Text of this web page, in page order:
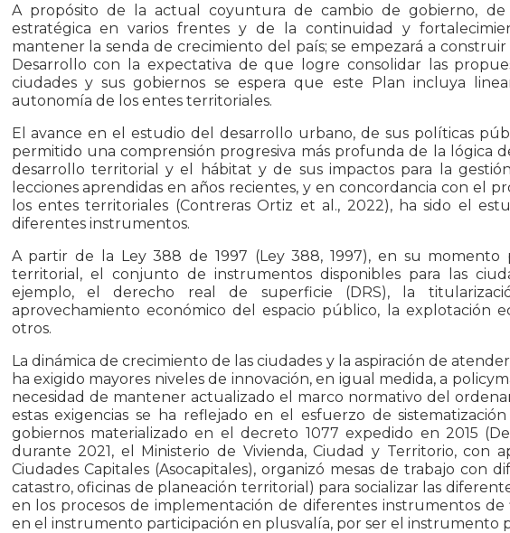
A propósito de la actual coyuntura de cambio de gobierno, de
estratégica en varios frentes y de la continuidad y
mantener la senda de crecimiento del país; se empezará a
Desarrollo con la expectativa de que logre consolidar las
ciudades y sus gobiernos se espera que este Plan incluya
autonomía de los entes territoriales.
El avance en el estudio del desarrollo urbano, de sus políticas
permitido una comprensión progresiva más profunda de la lógica
desarrollo territorial y el hábitat y de sus impactos para la
lecciones aprendidas en años recientes, y en concordancia con el
los entes territoriales (Contreras Ortiz et al., 2022), ha sido el
diferentes instrumentos.
A partir de la Ley 388 de 1997 (Ley 388, 1997), en su
territorial, el conjunto de instrumentos disponibles para las
ejemplo, el derecho real de superficie (DRS), la
aprovechamiento económico del espacio público, la explotación
otros.
La dinámica de crecimiento de las ciudades y la aspiración de
ha exigido mayores niveles de innovación, en igual medida, a
necesidad de mantener actualizado el marco normativo del
estas exigencias se ha reflejado en el esfuerzo de
gobiernos materializado en el decreto 1077 expedido en 2015
durante 2021, el Ministerio de Vivienda, Ciudad y Territorio, con
Ciudades Capitales (Asocapitales), organizó mesas de trabajo con
catastro, oficinas de planeación territorial) para socializar las
en los procesos de implementación de diferentes instrumentos
en el instrumento participación en plusvalía, por ser el instrumento